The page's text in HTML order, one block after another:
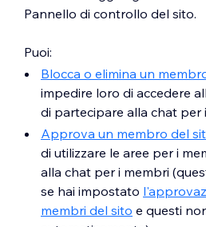
Pannello di controllo del sito.
Puoi:
Blocca o elimina un
impedire loro di accedere
di partecipare alla chat per
Approva un membro del
di utilizzare le aree per i
alla chat per i membri
se hai impostato
membri del sito e questi